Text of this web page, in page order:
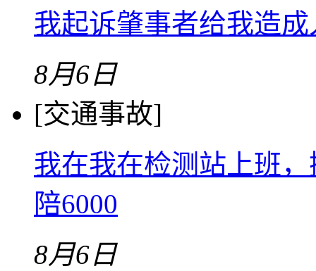
我起诉肇事者给我造
8月6日
[交通事故]
我在我在检测站上班
陪6000
8月6日